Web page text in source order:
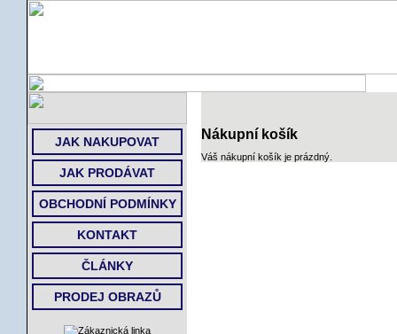
JAK NAKUPOVAT
JAK PRODÁVAT
OBCHODNÍ PODMÍNKY
KONTAKT
ČLÁNKY
PRODEJ OBRAZŮ
Nákupní košík
Váš nákupní košík je prázdný.